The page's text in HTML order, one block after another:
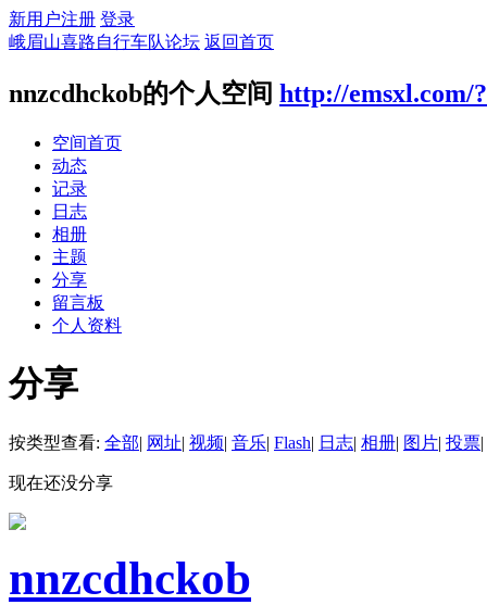
新用户注册 登录
峨眉山喜路自行车队论坛 返回首页
nnzcdhckob的个人空间 http://emsxl.com/
空间首页
动态
记录
日志
相册
主题
分享
留言板
个人资料
分享
按类型查看: 全部| 网址| 视频| 音乐| Flash| 日志| 相册| 图片| 投票|
现在还没分享
nnzcdhckob